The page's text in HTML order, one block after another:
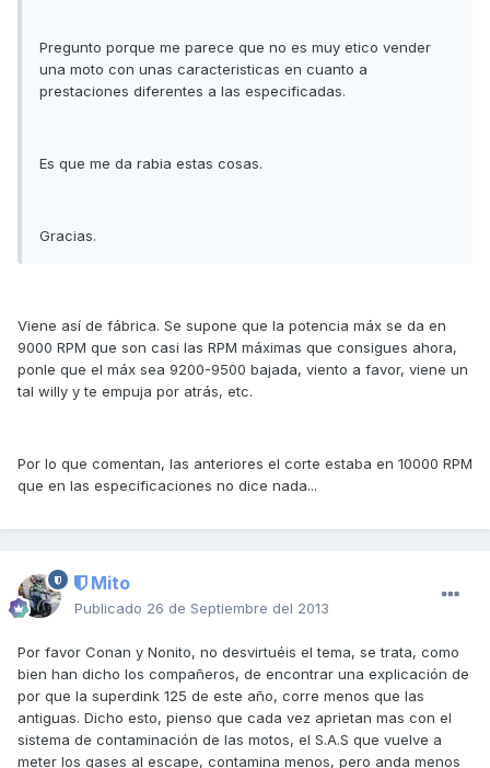
Pregunto porque me parece que no es muy etico vender
una moto con unas caracteristicas en cuanto a
prestaciones diferentes a las especificadas.
Es que me da rabia estas cosas.
Gracias.
Viene así de fábrica. Se supone que la potencia máx se da en
9000 RPM que son casi las RPM máximas que consigues ahora,
ponle que el máx sea 9200-9500 bajada, viento a favor, viene un
tal willy y te empuja por atrás, etc.
Por lo que comentan, las anteriores el corte estaba en 10000 RPM
que en las especificaciones no dice nada...
Mito
Publicado 26 de Septiembre del 2013
Por favor Conan y Nonito, no desvirtuéis el tema, se trata, como
bien han dicho los compañeros, de encontrar una explicación de
por que la superdink 125 de este año, corre menos que las
antiguas. Dicho esto, pienso que cada vez aprietan mas con el
sistema de contaminación de las motos, el S.A.S que vuelve a
meter los gases al escape, contamina menos, pero anda menos